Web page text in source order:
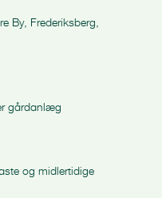
By, Frederiksberg,
gårdanlæg
og midlertidige